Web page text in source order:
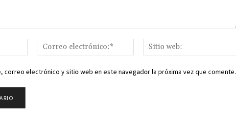
Nombre:*
Correo
electrónico:*
correo electrónico y sitio web en este navegador la próxima vez que comente.